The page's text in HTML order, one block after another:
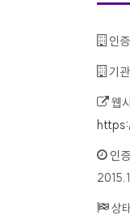
인
기
웹
인
상